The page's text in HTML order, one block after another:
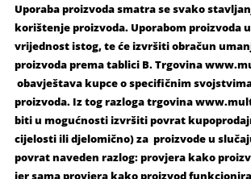
Uporaba proizvoda smatra se svako
korištenje proizvoda. Uporabom proizvoda
vrijednost istog, te će izvršiti obračun
proizvoda prema tablici B. Trgovina
obavještava kupce o specifičnim
proizvoda. Iz tog razloga trgovina
biti u mogućnosti izvršiti povrat
cijelosti ili djelomično) za proizvode u
povrat naveden razlog: provjera kako
jer sama provjera kako proizvod